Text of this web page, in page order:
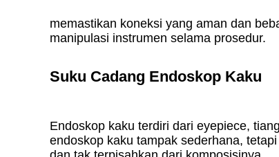
memastikan koneksi yang aman dan
manipulasi instrumen selama prosedur.
Suku Cadang Endoskop Kaku
Endoskop kaku terdiri dari eyepiece,
endoskop kaku tampak sederhana,